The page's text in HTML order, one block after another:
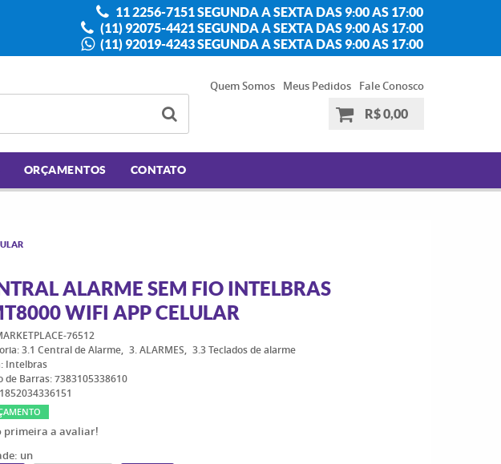
11 2256-7151 SEGUNDA A SEXTA DAS 9:00 AS 17:00
(11) 92075-4421 SEGUNDA A SEXTA DAS 9:00 AS 17:00
(11) 92019-4243 SEGUNDA A SEXTA DAS 9:00 AS 17:00
Quem Somos Meus Pedidos
Fale Conosco
R$ 0,00
ORÇAMENTOS CONTATO
ALARME SEM FIO INTELBRAS
WIFI APP CELULAR
76512
3.1 Central de Alarme 3. ALARMES
3.3 Teclados de alarme
Intelbras
de Barras:7383105338610
1852034336151
primeira a avaliar!
un